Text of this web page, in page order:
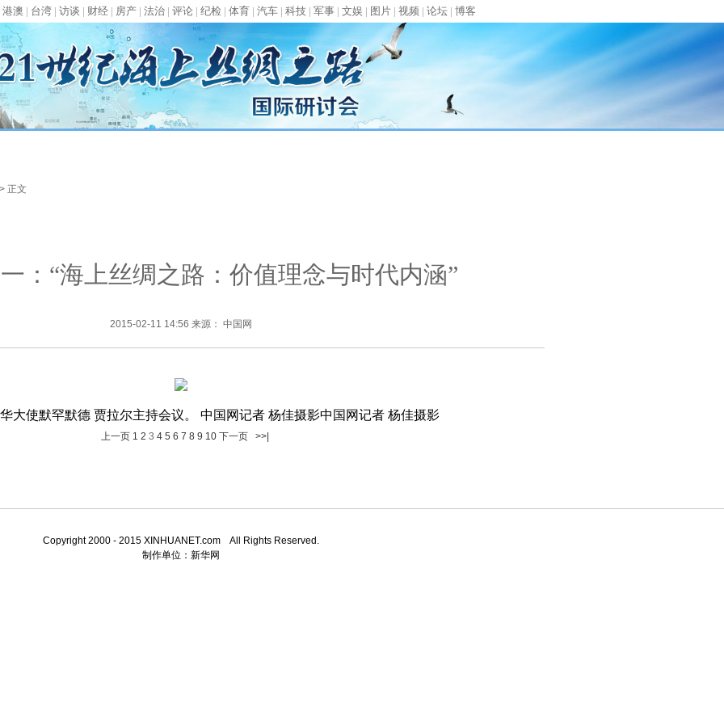
港澳 | 台湾 | 访谈 | 财经 | 房产 | 法治 | 评论 | 纪检 | 体育 | 汽车 | 科技 | 军事 | 文娱 | 图片 | 视频 | 论坛 | 博客
> 正文
：“海上丝绸之路：价值理念与时代内涵”
2015-02-11 14:56 来源： 中国网
大使默罕默德 贾拉尔主持会议。 中国网记者 杨佳摄影中国网记者 杨佳摄影
上一页 1 2 3 4 5 6 7 8 9 10 下一页 >>|
Copyright 2000 - 2015 XINHUANET.com All Rights Reserved.
制作单位： 新华网